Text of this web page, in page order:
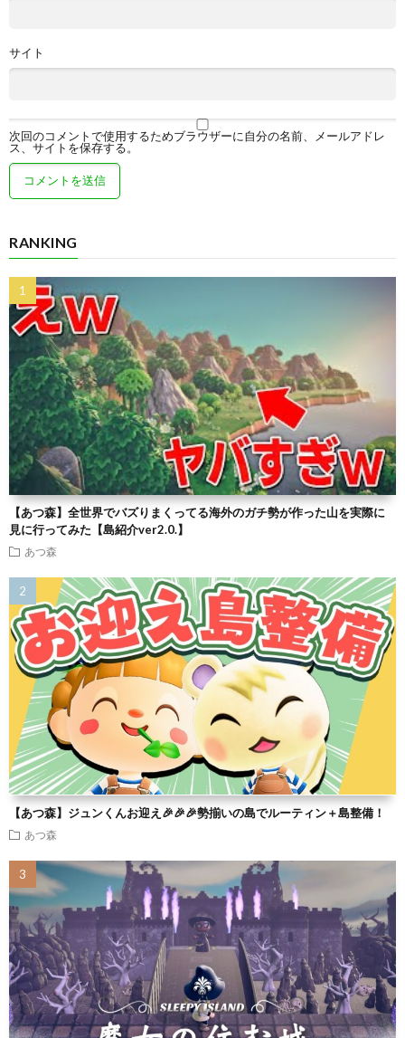
サイト
次回のコメントで使用するためブラウザーに自分の名前、メールアドレ
ス、サイトを保存する。
RANKING
【あつ森】全世界でバズりまくってる海外のガチ勢が作った山を実際に
見に行ってみた【島紹介ver2.0.】
あつ森
【あつ森】ジュンくんお迎え🎉🎉🎉勢揃いの島でルーティン＋島整備！
あつ森